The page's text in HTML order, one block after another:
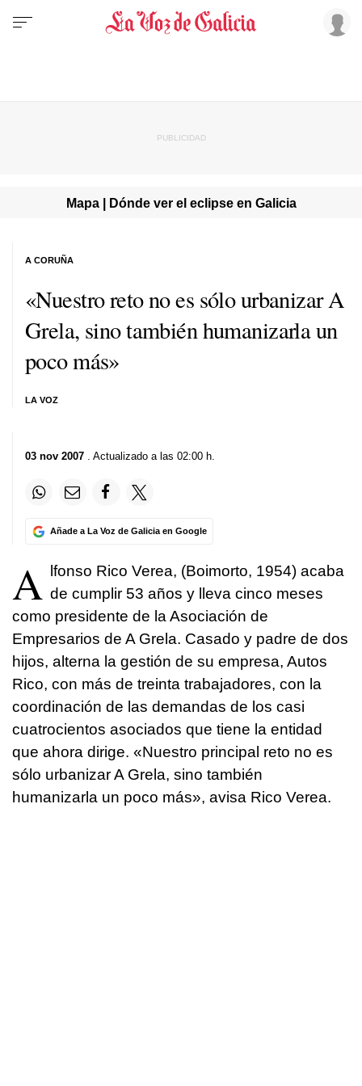
Mapa | Dónde ver el eclipse en Galicia
«Nuestro reto no es sólo urbanizar A
Grela, sino también humanizarla un
poco más»
LA VOZ
A CORUÑA
03 nov 2007 . Actualizado a las 02:00 h.
Añade a La Voz de Galicia en Google
A
lfonso Rico Verea, (Boimorto, 1954) acaba
de cumplir 53 años y lleva cinco meses
como presidente de la Asociación de
Empresarios de A Grela. Casado y padre de dos
hijos, alterna la gestión de su empresa, Autos
Rico, con más de treinta trabajadores, con la
coordinación de las demandas de los casi
cuatrocientos asociados que tiene la entidad
que ahora dirige. «Nuestro principal reto no es
sólo urbanizar A Grela, sino también
humanizarla un poco más», avisa Rico Verea.